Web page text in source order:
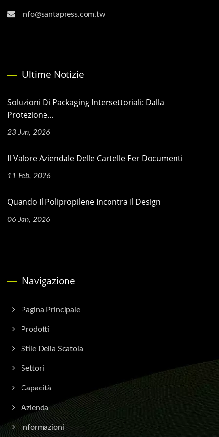
info@santapress.com.tw
Ultime Notizie
Soluzioni Di Packaging Intersettoriali: Dalla
Protezione...
23 Jun, 2026
Il Valore Aziendale Delle Cartelle Per Documenti
11 Feb, 2026
Quando Il Polipropilene Incontra Il Design
06 Jan, 2026
Navigazione
Pagina Principale
Prodotti
Stile Della Scatola
Settori
Capacità
Azienda
Informazioni